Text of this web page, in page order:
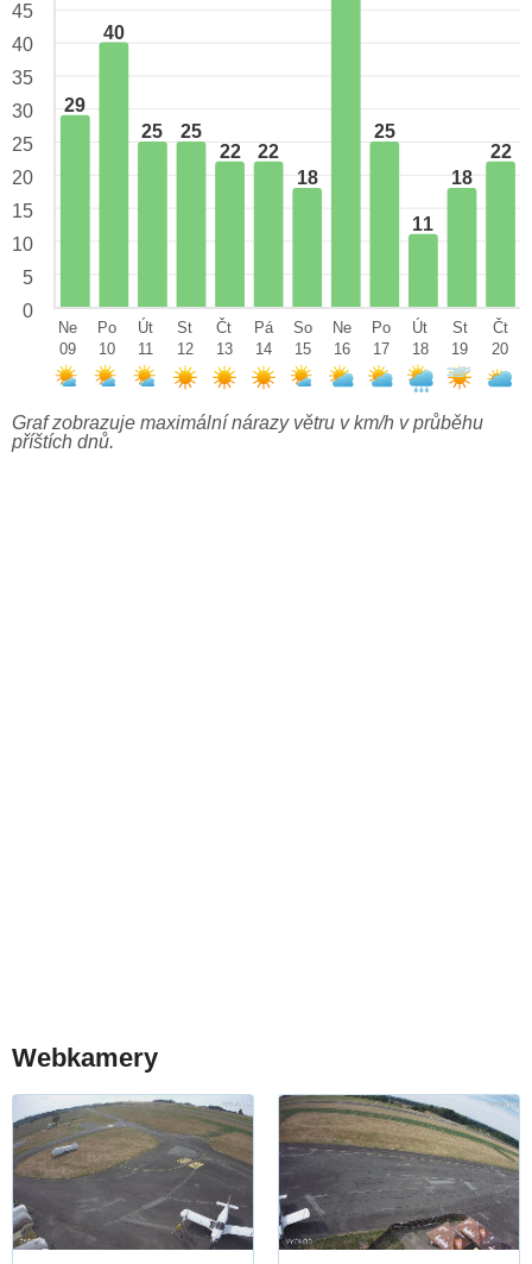
29
40
25 25
22
22
18
25
11
18
22
45
40
35
30
25
20
15
10
5
0
Ne
09
Po
10
Út
11
St
12
Čt
13
Pá
14
So
15
Ne
16
Po
17
Út
18
St
19
Čt
20
Graf zobrazuje maximální nárazy větru v km/h v průběhu
příštích dnů.
Webkamery